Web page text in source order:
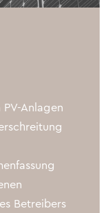
Anlagen
Betreibers